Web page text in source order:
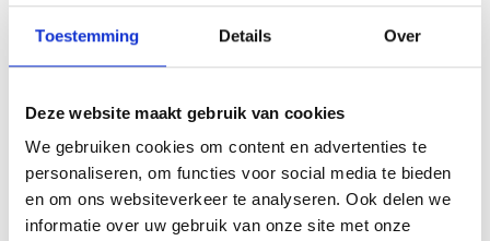
Toestemming Details Over
Deze website maakt gebruik van cookies
We gebruiken cookies om content en advertenties te
personaliseren, om functies voor social media te bieden
en om ons websiteverkeer te analyseren. Ook delen we
informatie over uw gebruik van onze site met onze
Futsal toernooi wederom geslaagd